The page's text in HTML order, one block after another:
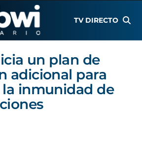
TV DIRECTO
un plan de
adicional para
inmunidad de